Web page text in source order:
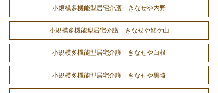
小規模多機能型居宅介護 きなせや内野
小規模多機能型居宅介護 きなせや姥ケ山
小規模多機能型居宅介護 きなせや白根
小規模多機能型居宅介護 きなせや黒埼